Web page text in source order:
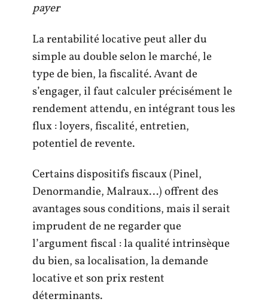
payer
La rentabilité locative peut aller du
simple au double selon le marché, le
type de bien, la fiscalité. Avant de
s’engager, il faut calculer précisément le
rendement attendu, en intégrant tous les
flux : loyers, fiscalité, entretien,
potentiel de revente.
Certains dispositifs fiscaux (Pinel,
Denormandie, Malraux…) offrent des
avantages sous conditions, mais il serait
imprudent de ne regarder que
l’argument fiscal : la qualité intrinsèque
du bien, sa localisation, la demande
locative et son prix restent
déterminants.